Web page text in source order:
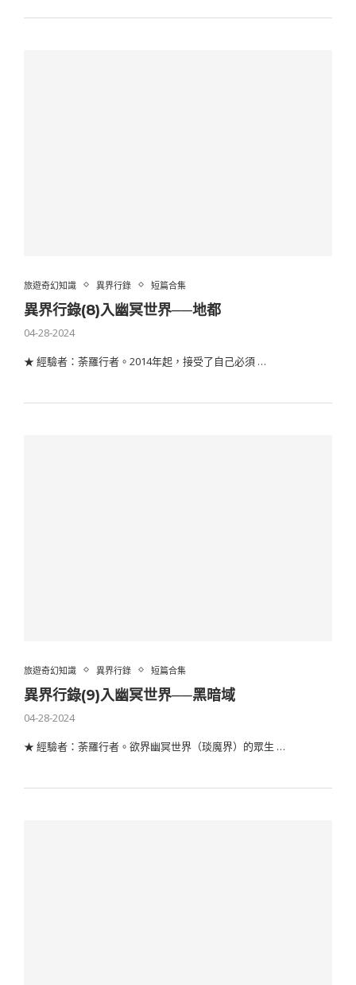
旅遊奇幻知識 異界行錄 短篇合集
異界行錄(8)入幽冥世界──地都
04-28-2024
★ 經驗者：荼羅行者。2014年起，接受了自己必須 …
旅遊奇幻知識 異界行錄 短篇合集
異界行錄(9)入幽冥世界──黑暗域
04-28-2024
★ 經驗者：荼羅行者。欲界幽冥世界（琰魔界）的眾生 …